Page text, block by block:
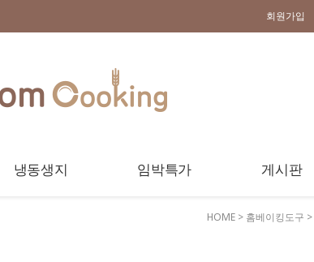
회원가입
냉동생지 임박특가 게시판
HOME > 홈베이킹도구 >